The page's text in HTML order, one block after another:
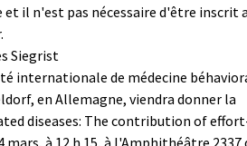
il n'est pas nécessaire d'être inscrit
Siegrist
internationale de médecine
en Allemagne, viendra donner la
diseases: The contribution of
à 12 h 15, à l'Amphithéâtre 2337